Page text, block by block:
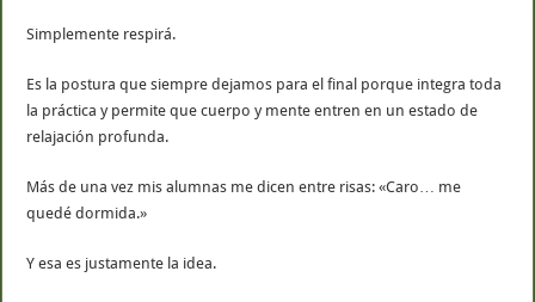
Simplemente respirá.
Es la postura que siempre dejamos para el final porque integra toda
la práctica y permite que cuerpo y mente entren en un estado de
relajación profunda.
Más de una vez mis alumnas me dicen entre risas: «Caro… me
quedé dormida.»
Y esa es justamente la idea.